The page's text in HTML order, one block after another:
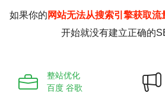
如果你的 网站无法从搜索引擎获取流
开始就没有建立正确的
整站优化
百度 谷歌